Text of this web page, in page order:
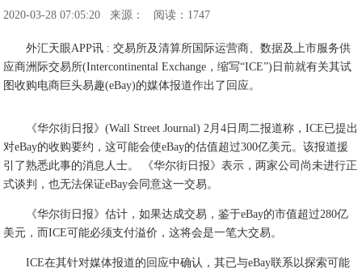
2020-03-28 07:05:20 来源： 阅读：1747
外汇天眼APP讯 : 交易所及清算所国际运营商、数据及上市服务供
应商洲际交易所(Intercontinental Exchange，缩写“ICE”)日前就有关其试
图收购电商巨头易趣(eBay)的媒体报道作出了回应。
《华尔街日报》(Wall Street Journal) 2月4日周二报道称，ICE已提出
对eBay的收购要约，这可能会使eBay的估值超过300亿美元。该报道援
引了熟悉此事的消息人士。 《华尔街日报》表示，两家公司尚未进行正
式谈判，也无法保证eBay会同意这一交易。
《华尔街日报》估计，如果达成交易，鉴于eBay的市值超过280亿
美元，而ICE可能必须支付溢价，这将会是一笔大交易。
ICE在其针对媒体报道的回应中确认，其已与eBay联系以探索可能